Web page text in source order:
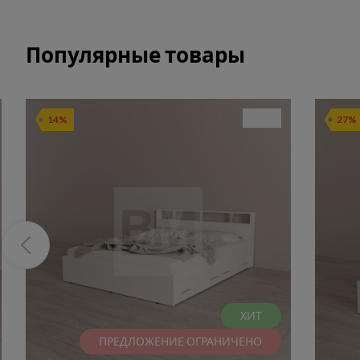
Популярные товары
14%
ХИТ
ПРЕДЛОЖЕНИЕ ОГРАНИЧЕНО
27%